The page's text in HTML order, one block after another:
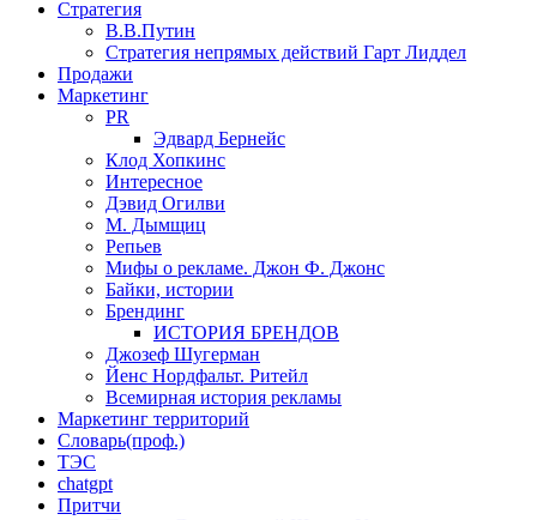
Стратегия
В.В.Путин
​Стратегия непрямых действий Гарт Лиддел
Продажи
Маркетинг
PR
Эдвард Бернейс
Клод Хопкинс
Интересное
Дэвид Огилви
М. Дымщиц
Репьев
Мифы о рекламе. Джон Ф. Джонс
Байки, истории
Брендинг
ИСТОРИЯ БРЕНДОВ
Джозеф Шугерман
​Йенс Нордфальт. Ритейл
Всемирная история рекламы
Маркетинг территорий
Словарь(проф.)
ТЭС
chatgpt
Притчи